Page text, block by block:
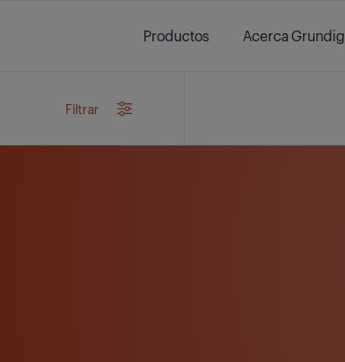
Productos
Acerca Grundig
Filtrar